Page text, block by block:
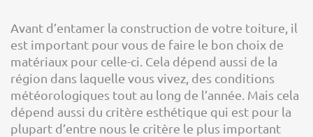
Avant d’entamer la construction de votre toiture, il
est important pour vous de faire le bon choix de
matériaux pour celle-ci. Cela dépend aussi de la
région dans laquelle vous vivez, des conditions
météorologiques tout au long de l’année. Mais cela
dépend aussi du critère esthétique qui est pour la
plupart d’entre nous le critère le plus important